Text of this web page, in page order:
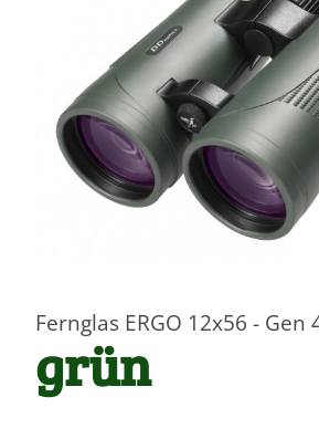
Fernglas ERGO 12x56 - Gen
grün